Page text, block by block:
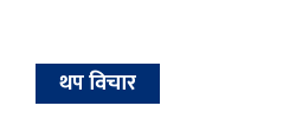
थप विचार